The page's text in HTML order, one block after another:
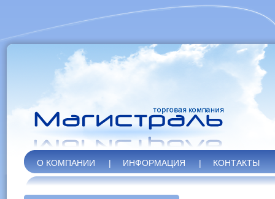
О КОМПАНИИ | ИНФОРМАЦИЯ | КОНТАКТЫ